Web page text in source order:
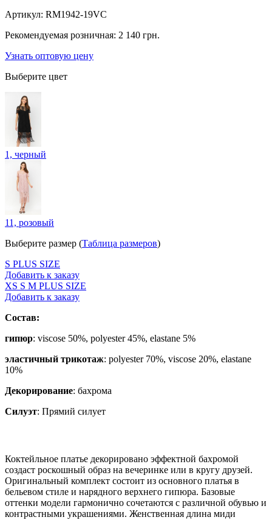
Артикул: RM1942-19VC
Рекомендуемая розничная: 2 140 грн.
Узнать оптовую цену
Выберите цвет
1, черный
11, розовый
Выберите размер (Таблица размеров)
S PLUS SIZE
Добавить к заказу
ХS S M PLUS SIZE
Добавить к заказу
Состав:
гипюр: viscose 50%, polyester 45%, elastane 5%
эластичный трикотаж: polyester 70%, viscose 20%, elastane
10%
Декорирование: бахрома
Силуэт: Прямий силует
Коктейльное платье декорировано эффектной бахромой
создаст роскошный образ на вечеринке или в кругу друзей.
Оригинальный комплект состоит из основного платья в
бельевом стиле и нарядного верхнего гипюра. Базовые
оттенки модели гармонично сочетаются с различной обувью и
контрастными украшениями. Женственная длина миди